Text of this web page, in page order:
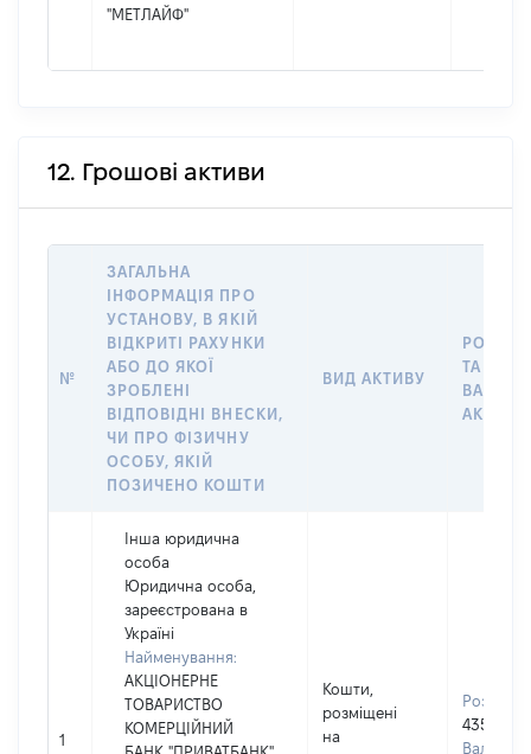
"МЕТЛАЙФ"
12. Грошові активи
№
ЗАГАЛЬНА
ІНФОРМАЦІЯ ПРО
УСТАНОВУ, В ЯКІЙ
ВІДКРИТІ РАХУНКИ
АБО ДО ЯКОЇ
ЗРОБЛЕНІ
ВІДПОВІДНІ ВНЕСКИ,
ЧИ ПРО ФІЗИЧНУ
ОСОБУ, ЯКІЙ
ПОЗИЧЕНО КОШТИ
ВИД АКТИВУ
РОЗМІР
ТА
ВАЛЮТА
АКТИВУ
1
Інша юридична
особа
Юридична особа,
зареєстрована в
Україні
Найменування:
АКЦІОНЕРНЕ
ТОВАРИСТВО
КОМЕРЦІЙНИЙ
Кошти,
розміщені
на
Розмір:
4357
Валюта: